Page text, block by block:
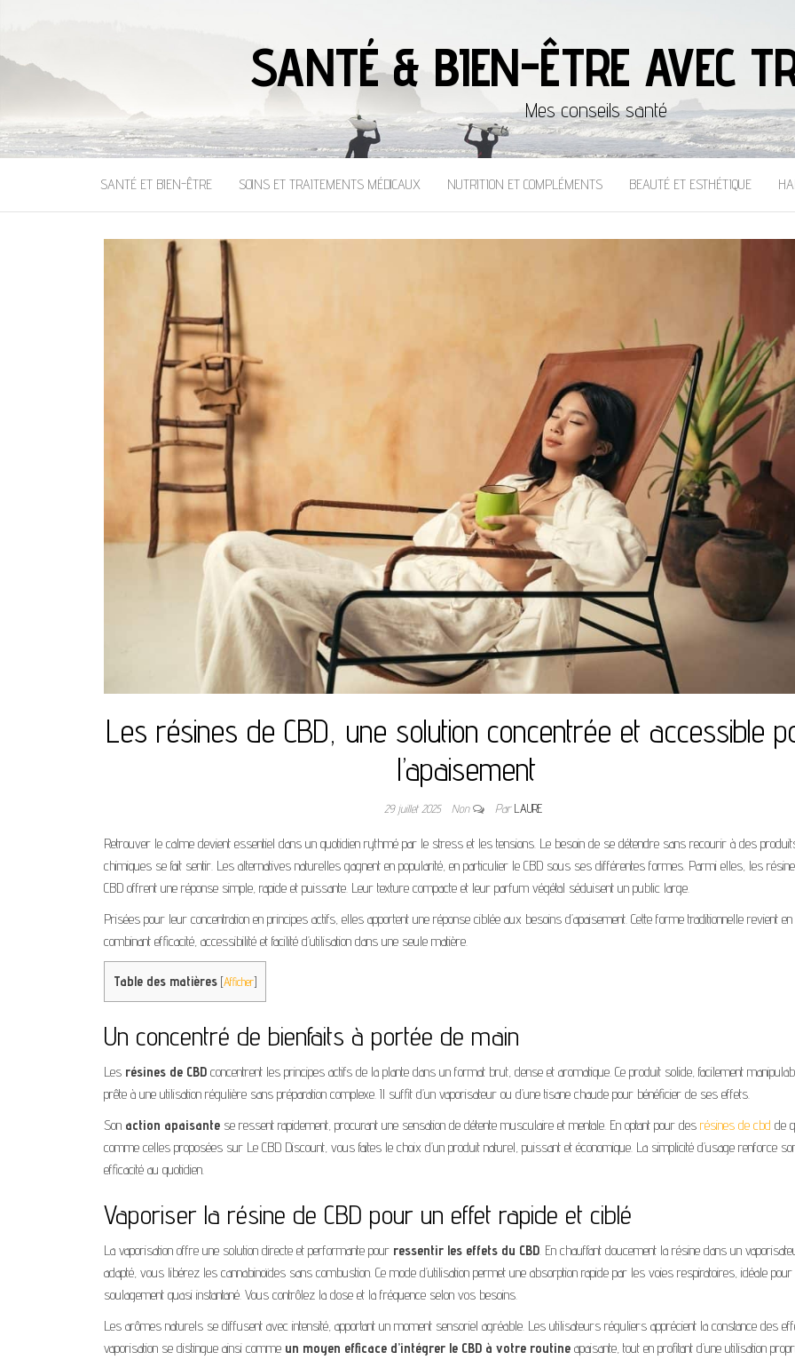
SANTÉ & BIEN-ÊTRE AVEC
Mes conseils santé
SANTÉ ET BIEN-ÊTRE SOINS ET TRAITEMENTS MÉDICAUX NUTRITION ET COMPLÉMENTS BEAUTÉ ET ESTHÉTIQUE
Les résines de CBD, une solution concentrée et accessible
l’apaisement
29 juillet 2025 Non ParLAURE
Retrouver le calme devient essentiel dans un quotidien rythmé par le stress et les tensions. Le besoin de se détendre sans recourir à des
chimiques se fait sentir. Les alternatives naturelles gagnent en popularité, en particulier le CBD sous ses différentes formes. Parmi elles, les
CBD offrent une réponse simple, rapide et puissante. Leur texture compacte et leur parfum végétal séduisent un public large.
Prisées pour leur concentration en principes actifs, elles apportent une réponse ciblée aux besoins d’apaisement. Cette forme traditionnelle revient en
combinant efficacité, accessibilité et facilité d’utilisation dans une seule matière.
Table des matières [Afficher]
Un concentré de bienfaits à portée de main
Les résines de CBD concentrent les principes actifs de la plante dans un format brut, dense et aromatique. Ce produit solide, facilement
prête à une utilisation régulière sans préparation complexe. Il suffit d’un vaporisateur ou d’une tisane chaude pour bénéficier de ses effets.
Son action apaisante se ressent rapidement, procurant une sensation de détente musculaire et mentale. En optant pour des résines de cbd de
comme celles proposées sur Le CBD Discount, vous faites le choix d’un produit naturel, puissant et économique. La simplicité d’usage renforce
efficacité au quotidien.
Vaporiser la résine de CBD pour un effet rapide et ciblé
La vaporisation offre une solution directe et performante pour ressentir les effets du CBD . En chauffant doucement la résine dans un
adapté, vous libérez les cannabinoïdes sans combustion. Ce mode d’utilisation permet une absorption rapide par les voies respiratoires, idéale
soulagement quasi instantané. Vous contrôlez la dose et la fréquence selon vos besoins.
Les arômes naturels se diffusent avec intensité, apportant un moment sensoriel agréable. Les utilisateurs réguliers apprécient la constance des
vaporisation se distingue ainsi comme un moyen efficace d’intégrer le CBD à votre routine apaisante, tout en profitant d’une utilisation